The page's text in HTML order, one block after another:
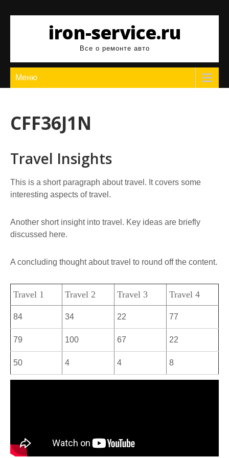
содержимомуiron-service.ru
Все о ремонте авто
Меню
CFF36J1N
Travel Insights
This is a short paragraph about travel. It covers some
interesting aspects of travel.
Another short insight into travel. Key ideas are briefly
discussed here.
A concluding thought about travel to round off the content.
Travel 1 Travel 2 Travel 3 Travel 4
84 34 22 77
79 100 67 22
50 4 4 8